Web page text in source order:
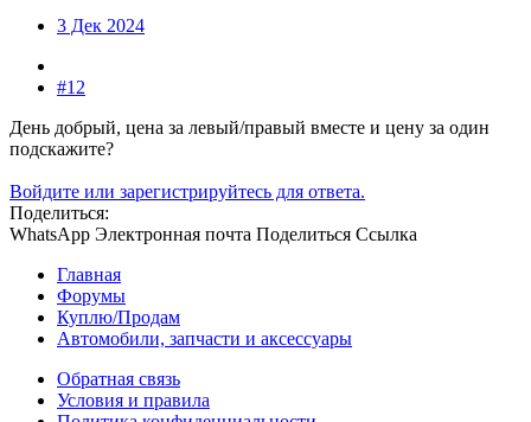
3 Дек 2024
#12
День добрый, цена за левый/правый вместе и цену за один
подскажите?
Войдите или зарегистрируйтесь для ответа.
Поделиться:
WhatsApp Электронная почта Поделиться Ссылка
Главная
Форумы
Куплю/Продам
Автомобили, запчасти и аксессуары
Обратная связь
Условия и правила